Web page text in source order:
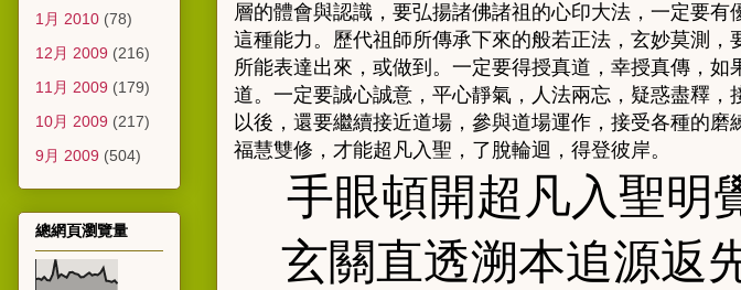
層的體會與認識，要弘揚諸佛諸祖的心印大法，一定要
這種能力。歷代祖師所傳承下來的般若正法，玄妙莫測
所能表達出來，或做到。一定要得授真道，幸授真傳，
道。一定要誠心誠意，平心靜氣，人法兩忘，疑惑盡釋
以後，還要繼續接近道場，參與道場運作，接受各種的
福慧雙修，才能超凡入聖，了脫輪迴，得登彼岸。
手眼頓開超凡入聖明
玄關直透溯本追源返
1月 2010 (78)
12月 2009 (216)
11月 2009 (179)
10月 2009 (217)
9月 2009 (504)
總網頁瀏覽量